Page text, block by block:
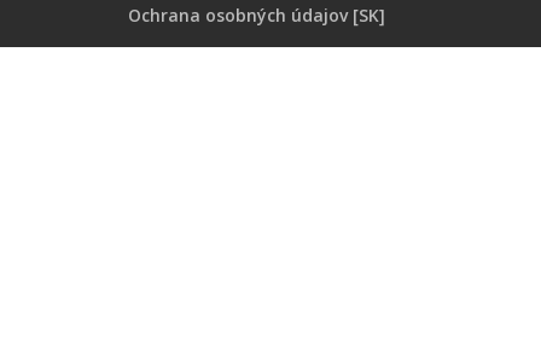
Ochrana osobných údajov [SK]